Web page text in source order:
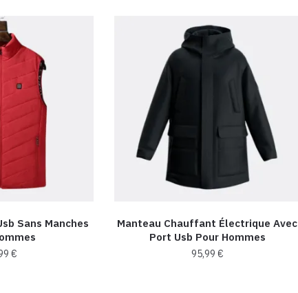
Sans Manches
€
Manteau Chauffant Électrique Avec
Port Usb Pour Hommes
95,99 €